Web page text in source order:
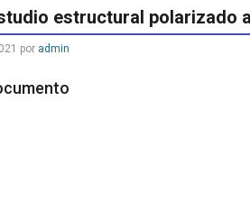
estructural polarizado
por admin